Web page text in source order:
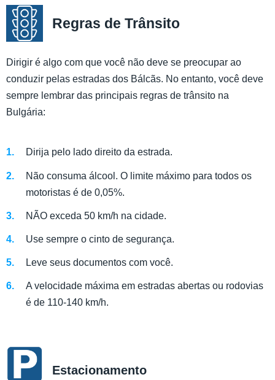
Regras de Trânsito
Dirigir é algo com que você não deve se preocupar ao
conduzir pelas estradas dos Bálcãs. No entanto, você deve
sempre lembrar das principais regras de trânsito na
Bulgária:
Dirija pelo lado direito da estrada.
Não consuma álcool. O limite máximo para todos os
motoristas é de 0,05%.
NÃO exceda 50 km/h na cidade.
Use sempre o cinto de segurança.
Leve seus documentos com você.
A velocidade máxima em estradas abertas ou rodovias
é de 110-140 km/h.
Estacionamento